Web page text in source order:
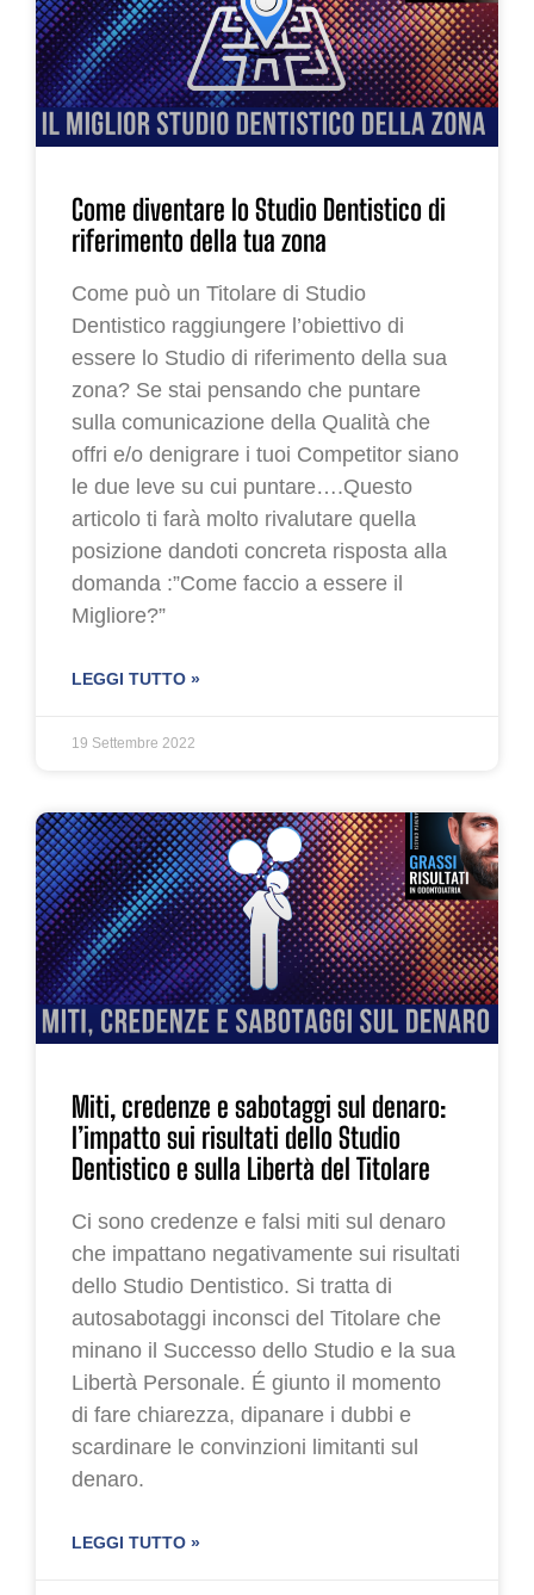
Come diventare lo Studio Dentistico di
riferimento della tua zona
Come può un Titolare di Studio
Dentistico raggiungere l’obiettivo di
essere lo Studio di riferimento della sua
zona? Se stai pensando che puntare
sulla comunicazione della Qualità che
offri e/o denigrare i tuoi Competitor siano
le due leve su cui puntare….Questo
articolo ti farà molto rivalutare quella
posizione dandoti concreta risposta alla
domanda :”Come faccio a essere il
Migliore?”
LEGGI TUTTO »
19 Settembre 2022
Miti, credenze e sabotaggi sul denaro:
l’impatto sui risultati dello Studio
Dentistico e sulla Libertà del Titolare
Ci sono credenze e falsi miti sul denaro
che impattano negativamente sui risultati
dello Studio Dentistico. Si tratta di
autosabotaggi inconsci del Titolare che
minano il Successo dello Studio e la sua
Libertà Personale. É giunto il momento
di fare chiarezza, dipanare i dubbi e
scardinare le convinzioni limitanti sul
denaro.
LEGGI TUTTO »